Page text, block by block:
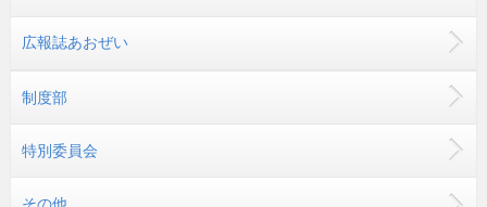
広報誌あおぜい
制度部
特別委員会